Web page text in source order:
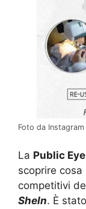
Foto da
La Public Eye
scoprire
competitivi
SheIn. È